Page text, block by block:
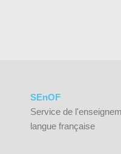
SEnOF
Service de
langue française